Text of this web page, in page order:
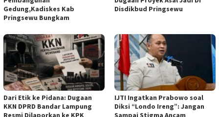
Gedung,Kadiskes Kab
Pringsewu Bungkam
Disdikbud Pringsewu
Dari Etik ke Pidana: Dugaan
KKN DPRD Bandar Lampung
Resmi Dilaporkan ke KPK
IJTI Ingatkan Prabowo soal
Diksi “Londo Ireng”: Jangan
Sampai Stigma Ancam